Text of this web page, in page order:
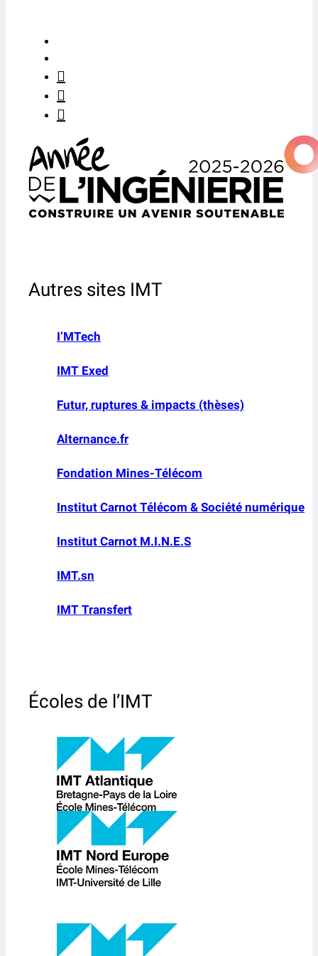
Autres sites IMT
I’MTech
IMT Exed
Futur, ruptures & impacts (thèses)
Alternance.fr
Fondation Mines-Télécom
Institut Carnot Télécom & Société numérique
Institut Carnot M.I.N.E.S
IMT.sn
IMT Transfert
Écoles de l’IMT